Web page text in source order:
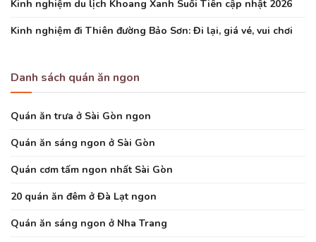
Kinh nghiệm du lịch Khoang Xanh Suối Tiên cập nhật 2026
Kinh nghiệm đi Thiên đường Bảo Sơn: Đi lại, giá vé, vui chơi
Danh sách quán ăn ngon
Quán ăn trưa ở Sài Gòn ngon
Quán ăn sáng ngon ở Sài Gòn
Quán cơm tấm ngon nhất Sài Gòn
20 quán ăn đêm ở Đà Lạt ngon
Quán ăn sáng ngon ở Nha Trang